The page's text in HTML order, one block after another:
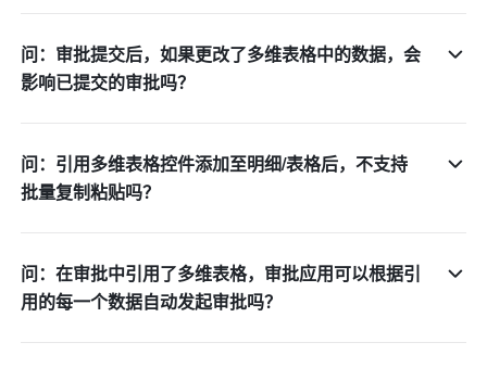
问：审批提交后，如果更改了多维表格中的数据，会
影响已提交的审批吗？
问：引用多维表格控件添加至明细/表格后，不支持
批量复制粘贴吗？
问：在审批中引用了多维表格，审批应用可以根据引
用的每一个数据自动发起审批吗？